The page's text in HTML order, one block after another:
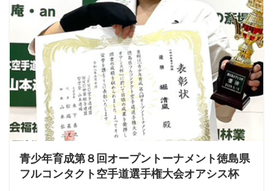
青少年育成第８回オープントーナメント徳島県
フルコンタクト空手道選手権大会オアシス杯